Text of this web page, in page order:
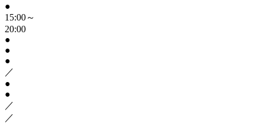
●
15:00～
20:00
●
●
●
／
●
●
／
／